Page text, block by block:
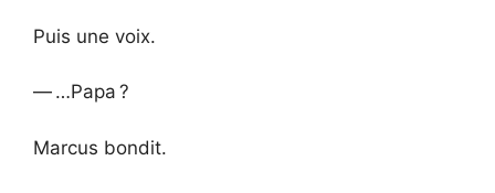
Puis une voix.
— …Papa ?
Marcus bondit.